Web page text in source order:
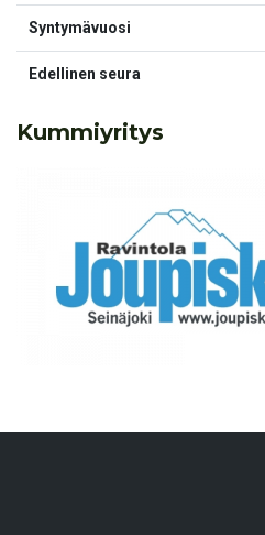
Syntymävuosi
Edellinen seura
Kummiyritys